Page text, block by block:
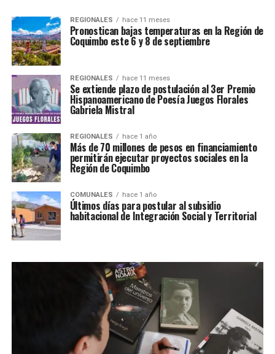
REGIONALES hace 11 meses
Pronostican bajas temperaturas en la Región de
Coquimbo este 6 y 8 de septiembre
REGIONALES hace 11 meses
Se extiende plazo de postulación al 3er Premio
Hispanoamericano de Poesía Juegos Florales
Gabriela Mistral
REGIONALES hace 1 año
Más de 70 millones de pesos en financiamiento
permitirán ejecutar proyectos sociales en la
Región de Coquimbo
COMUNALES hace 1 año
Últimos días para postular al subsidio
habitacional de Integración Social y Territorial